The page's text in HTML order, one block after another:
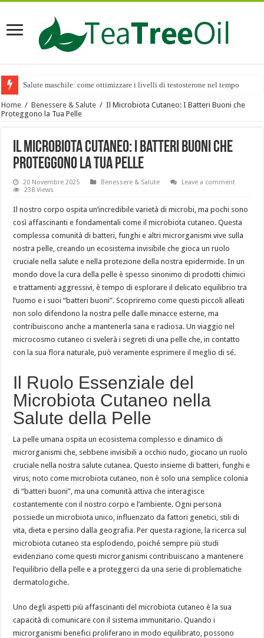
Salute maschile: come ottimizzare i livelli di testosterone nel tempo
Home / Benessere & Salute / Il Microbiota Cutaneo: I Batteri Buoni che
Proteggono la Tua Pelle
Il Microbiota Cutaneo: I Batteri Buoni che
Proteggono la Tua Pelle
20 Novembre 2025 Benessere & Salute
Leave a comment
238 Views
Il nostro corpo ospita un’incredibile varietà di microbi, ma pochi sono
così affascinanti e fondamentali come il microbiota cutaneo. Questa
complessa comunità di batteri, funghi e altri microrganismi vive sulla
nostra pelle, creando un ecosistema invisibile che gioca un ruolo
cruciale nella salute e nella protezione della nostra epidermide. In un
mondo dove la cura della pelle è spesso sinonimo di prodotti chimici
e trattamenti aggressivi, è tempo di esplorare il delicato equilibrio tra
l’uomo e i suoi “batteri buoni”. Scopriremo come questi piccoli alleati
non solo difendono la nostra pelle dalle minacce esterne, ma
contribuiscono anche a mantenerla sana e radiosa. Un viaggio nel
microcosmo cutaneo ci svelerà i segreti di una pelle che, in contatto
con la sua flora naturale, può veramente esprimere il meglio di sé.
Il Ruolo Essenziale del
Microbiota Cutaneo nella
Salute della Pelle
La pelle umana ospita un ecosistema complesso e dinamico di
microrganismi che, sebbene invisibili a occhio nudo, giocano un ruolo
cruciale nella nostra salute cutanea. Questo insieme di batteri, funghi e
virus, noto come microbiota cutaneo, non è solo una semplice colonia
di “batteri buoni”, ma una comunità attiva che interagisce
costantemente con il nostro corpo e l’ambiente. Ogni persona
possiede un microbiota unico, influenzato da fattori genetici, stili di
vita, dieta e persino dalla geografia. Per questa ragione, la ricerca sul
microbiota cutaneo sta esplodendo, poiché sempre più studi
evidenziano come questi microrganismi contribuiscano a mantenere
l’equilibrio della pelle e a proteggerci da una serie di problematiche
dermatologiche.
Uno degli aspetti più affascinanti del microbiota cutaneo è la sua
capacità di comunicare con il sistema immunitario. Quando i
microrganismi benefici proliferano in modo equilibrato, possono